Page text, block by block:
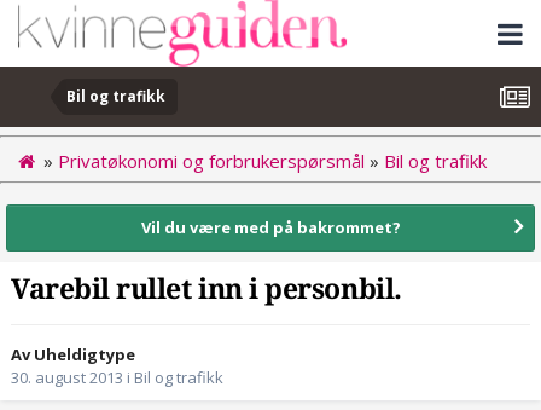
Bil og trafikk
» Privatøkonomi og forbrukerspørsmål » Bil og trafikk
Vil du være med på bakrommet?
Varebil rullet inn i personbil.
Av Uheldigtype
30. august 2013 i Bil og trafikk